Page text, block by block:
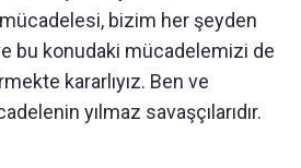
bizim her şeyden
bu konudaki mücadelemizi de
kararlıyız. Ben ve
yılmaz savaşçılarıdır.